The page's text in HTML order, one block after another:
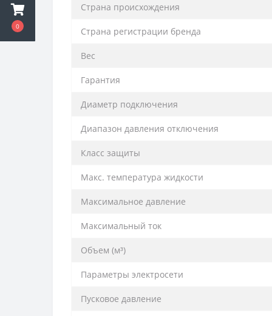
0
Cтрана происхождения
Cтрана регистрации бренда
Вес
Гарантия
Диаметр подключения
Диапазон давления отключения
Класс защиты
Макс. температура жидкости
Максимальное давление
Максимальный ток
Объем (м³)
Параметры электросети
Пусковое давление